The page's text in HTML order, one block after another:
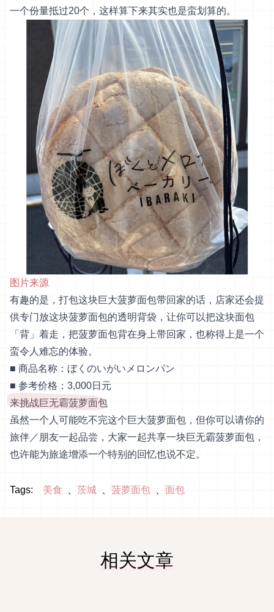
一个份量抵过20个，这样算下来其实也是蛮划算的。
图片来源
有趣的是，打包这块巨大菠萝面包带回家的话，店家还会提
供专门放这块菠萝面包的透明背袋，让你可以把这块面包
「背」着走，把菠萝面包背在身上带回家，也称得上是一个
蛮令人难忘的体验。
■ 商品名称：ぼくのいがいメロンパン
■ 参考价格：3,000日元
来挑战巨无霸菠萝面包
虽然一个人可能吃不完这个巨大菠萝面包，但你可以请你的
旅伴／朋友一起品尝，大家一起共享一块巨无霸菠萝面包，
也许能为旅途增添一个特别的回忆也说不定。
Tags: 美食 茨城 菠萝面包 面包
相关文章